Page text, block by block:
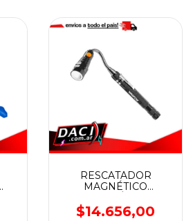
RESCATADOR
MAGNÉTICO
WADFOW
$14.656,00